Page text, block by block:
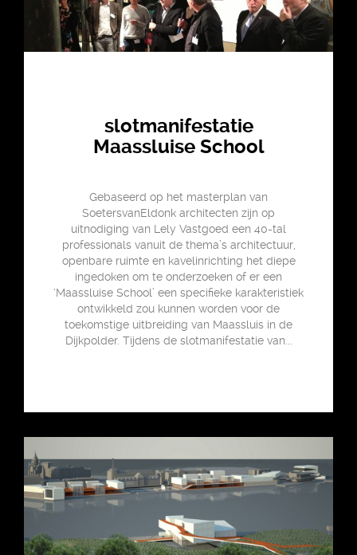
slotmanifestatie
Maassluise School
Gebaseerd op het masterplan van
SoetersvanEldonk architecten zijn op
uitnodiging van Lely Vastgoed een 40-tal
professionals vanuit de thema’s architectuur,
openbare ruimte en kavelinrichting het diepe
ingedoken om te onderzoeken of er een
‘Maassluise School’ een specifieke karakteristiek
ontwikkeld zou kunnen worden voor de
toekomstige uitbreiding van Maassluis in de
Dijkpolder. Tijdens de slotmanifestatie van...